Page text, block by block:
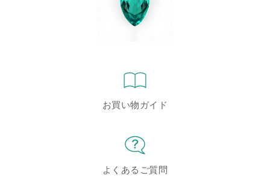
お買い物ガイド
よくあるご質問